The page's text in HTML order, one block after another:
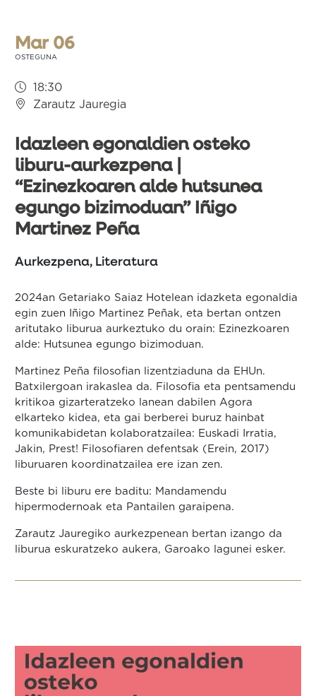
Mar 06
OSTEGUNA
18:30
Zarautz Jauregia
Idazleen egonaldien osteko
liburu-aurkezpena |
“Ezinezkoaren alde hutsunea
egungo bizimoduan” Iñigo
Martinez Peña
Aurkezpena, Literatura
2024an Getariako Saiaz Hotelean idazketa egonaldia
egin zuen Iñigo Martinez Peñak, eta bertan ontzen
aritutako liburua aurkeztuko du orain: Ezinezkoaren
alde: Hutsunea egungo bizimoduan.
Martinez Peña filosofian lizentziaduna da EHUn.
Batxilergoan irakaslea da. Filosofia eta pentsamendu
kritikoa gizarteratzeko lanean dabilen Agora
elkarteko kidea, eta gai berberei buruz hainbat
komunikabidetan kolaboratzailea: Euskadi Irratia,
Jakin, Prest! Filosofiaren defentsak (Erein, 2017)
liburuaren koordinatzailea ere izan zen.
Beste bi liburu ere baditu: Mandamendu
hipermodernoak eta Pantailen garaipena.
Zarautz Jauregiko aurkezpenean bertan izango da
liburua eskuratzeko aukera, Garoako lagunei esker.